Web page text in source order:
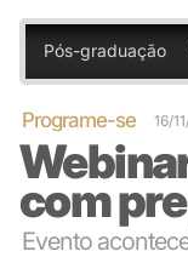
Pós-graduação
Programe-se 16/
com
Evento